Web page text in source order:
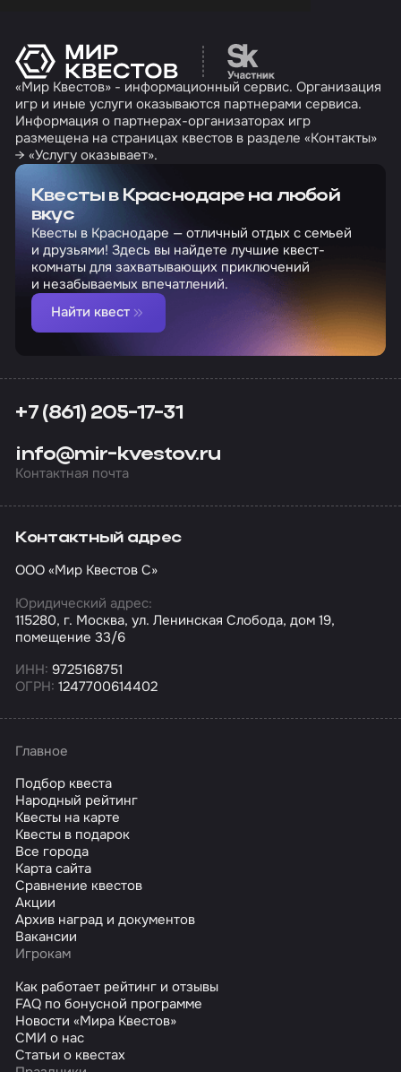
Перейти на сайт
«Мир Квестов» - информационный сервис. Организация
игр и иные услуги оказываются партнерами сервиса.
Информация о партнерах-организаторах игр
размещена на страницах квестов в разделе «Контакты»
→ «Услугу оказывает».
Квесты в Краснодаре на любой
вкус
Квесты в Краснодаре — отличный отдых с семьей
и друзьями! Здесь вы найдете лучшие квест-
комнаты для захватывающих приключений
и незабываемых впечатлений.
Найти квест
+7 (861) 205-17-31
info@mir-kvestov.ru
Контактная почта
Контактный адрес
ООО «Мир Квестов С»
Юридический адрес:
115280, г. Москва, ул. Ленинская Слобода, дом 19,
помещение 33/6
ИНН: 9725168751
ОГРН: 1247700614402
Главное
Подбор квеста
Народный рейтинг
Квесты на карте
Квесты в подарок
Все города
Карта сайта
Сравнение квестов
Акции
Архив наград и документов
Вакансии
Игрокам
Как работает рейтинг и отзывы
FAQ по бонусной программе
Новости «Мира Квестов»
СМИ о нас
Статьи о квестах